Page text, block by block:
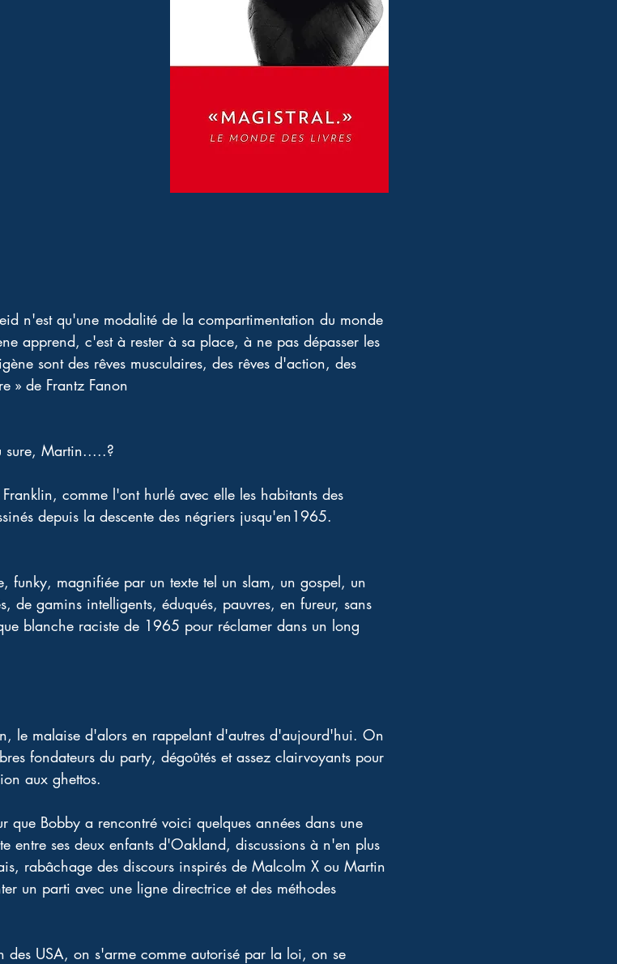
n'est qu'une modalité de la compartimentation du monde
apprend, c'est à rester à sa place, à ne pas dépasser les
sont des rêves musculaires, des rêves d'action, des
» de Frantz Fanon
sure, Martin.....?
comme l'ont hurlé avec elle les habitants des
depuis la descente des négriers jusqu'en1965.
funky, magnifiée par un texte tel un slam, un gospel, un
de gamins intelligents, éduqués, pauvres, en fureur, sans
blanche raciste de 1965 pour réclamer dans un long
le malaise d'alors en rappelant d'autres d'aujourd'hui. On
fondateurs du party, dégoûtés et assez clairvoyants pour
aux ghettos.
que Bobby a rencontré voici quelques années dans une
entre ses deux enfants d'Oakland, discussions à n'en plus
rabâchage des discours inspirés de Malcolm X ou Martin
un parti avec une ligne directrice et des méthodes
USA, on s'arme comme autorisé par la loi, on se